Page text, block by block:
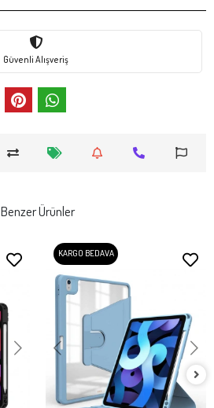
Güvenli Alışveriş
Benzer Ürünler
KARGO BEDAVA